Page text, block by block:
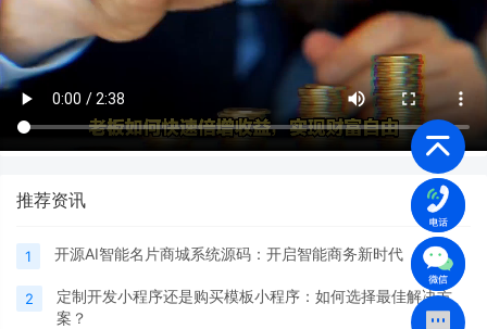
推荐资讯
1 开源AI智能名片商城系统源码：开启智能商务新时代
2
定制开发小程序还是购买模板小程序：如何选择最佳解决方
案？